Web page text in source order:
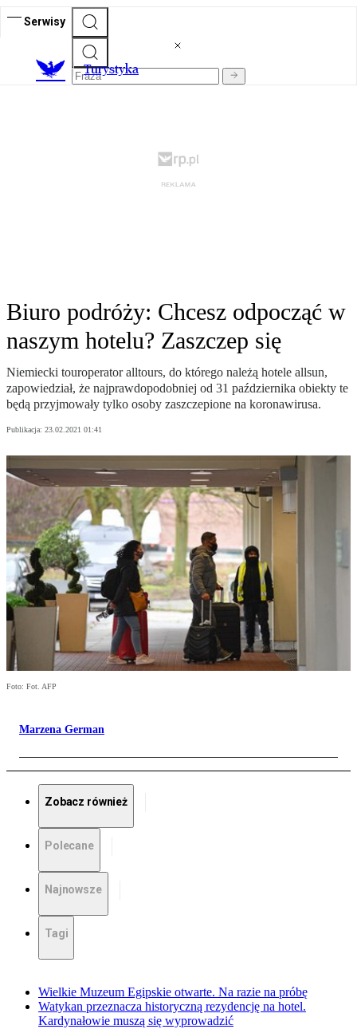
Serwisy
Turystyka
Biuro podróży: Chcesz odpocząć w
naszym hotelu? Zaszczep się
Niemiecki touroperator alltours, do którego należą hotele allsun,
zapowiedział, że najprawdopodobniej od 31 października obiekty te
będą przyjmowały tylko osoby zaszczepione na koronawirusa.
Publikacja: 23.02.2021 01:41
Foto: Fot. AFP
Marzena German
Zobacz również
Polecane
Najnowsze
Tagi
Wielkie Muzeum Egipskie otwarte. Na razie na próbę
Watykan przeznacza historyczną rezydencję na hotel.
Kardynałowie muszą się wyprowadzić